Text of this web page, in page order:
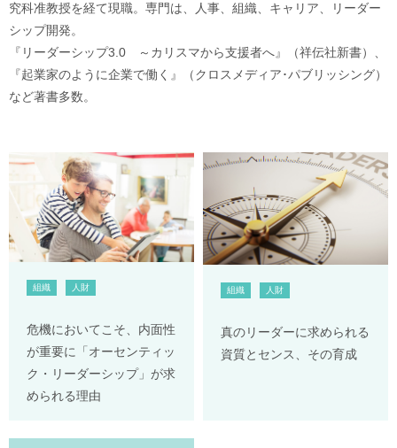
究科准教授を経て現職。専門は、人事、組織、キャリア、リーダー
シップ開発。
『リーダーシップ3.0 ～カリスマから支援者へ』（祥伝社新書）、
『起業家のように企業で働く』（クロスメディア･パブリッシング）
など著書多数。
組織 人財
危機においてこそ、内面性
が重要に「オーセンティッ
ク・リーダーシップ」が求
められる理由
組織 人財
真のリーダーに求められる
資質とセンス、その育成